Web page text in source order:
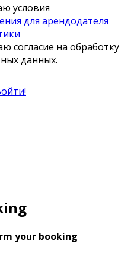
условия
для арендодателя
согласие на обработку
данных.
your booking